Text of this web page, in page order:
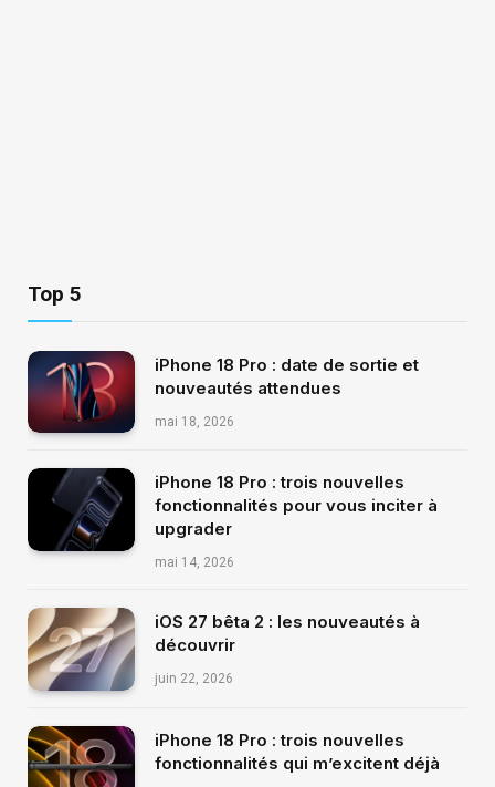
Top 5
iPhone 18 Pro : date de sortie et
nouveautés attendues
mai 18, 2026
iPhone 18 Pro : trois nouvelles
fonctionnalités pour vous inciter à
upgrader
mai 14, 2026
iOS 27 bêta 2 : les nouveautés à
découvrir
juin 22, 2026
iPhone 18 Pro : trois nouvelles
fonctionnalités qui m’excitent déjà